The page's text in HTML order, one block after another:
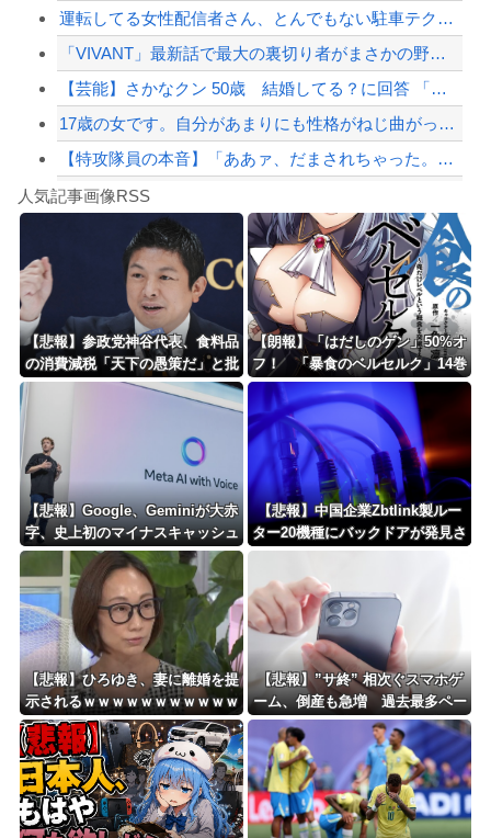
【配信者】「金バエ」のSNS更新が1週間途絶え、様々な憶測が飛び交う。1週間ぶり...
Powered by livedoor 相互RSS
運転してる女性配信者さん、とんでもない駐車テクニックを見せつけてネット民をドン引...
「VIVANT」最新話で最大の裏切り者がまさかの野崎さん！ネット衝撃「嘘だろ」「...
【芸能】さかなクン 50歳 結婚してる？に回答 「幸せだな～」
17歳の女です。自分があまりにも性格がねじ曲がっていてどう矯正したらいいのか分か...
【特攻隊員の本音】「ああァ、だまされちゃった。今度生れる時はアメリカへ生れるぞ」...
大男「1回戦の相手はこのｶﾞｷか？楽勝だな」少年剣士「…ふんっ、あまり調子に乗ら...
8/4のニュース
日本旅行キャンセルすべきか…1万年ぶり史上最大級の火山の兆し＝韓国の反応
更新中止のお知らせ
海外「おめでとうタキ！」リヴァプール南野がバースデーゴール！！
Powered by livedoor 相互RSS
人気記事画像RSS
【悲報】参政党神谷代表、食料品
の消費減税「天下の愚策だ」と批
判ｗｗｗｗｗｗｗｗｗｗｗｗ
【朗報】「はだしのゲン」50%オ
フ！ 「暴食のベルセルク」14巻
無料ｗｗｗｗｗｗ
【悲報】Google、Geminiが大赤
字、史上初のマイナスキャッシュ
フローに陥る・・・
【悲報】中国企業Zbtlink製ルー
ター20機種にバックドアが発見さ
れるｗｗｗｗｗｗｗｗｗ
【悲報】ひろゆき、妻に離婚を提
示されるｗｗｗｗｗｗｗｗｗｗｗ
ｗｗｗｗｗ
【悲報】”サ終” 相次ぐスマホゲ
ーム、倒産も急増 過去最多ペー
スで推移 「当たれば一攫千金」
過去の時代に